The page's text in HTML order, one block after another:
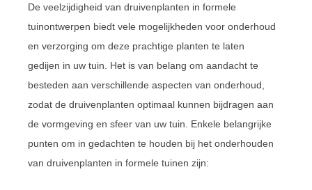
De veelzijdigheid van druivenplanten in formele
tuinontwerpen biedt vele mogelijkheden voor onderhoud
en verzorging om deze prachtige planten te laten
gedijen in uw tuin. Het is van belang om aandacht te
besteden aan verschillende aspecten van onderhoud,
zodat de druivenplanten optimaal kunnen bijdragen aan
de vormgeving en sfeer van uw tuin. Enkele belangrijke
punten om in gedachten te houden bij het onderhouden
van druivenplanten in formele tuinen zijn: